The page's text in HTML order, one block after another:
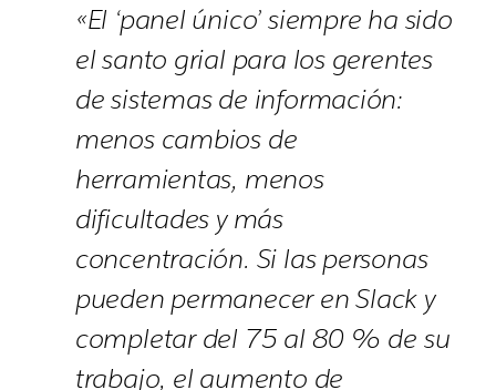
«El ‘panel único’ siempre ha sido
el santo grial para los gerentes
de sistemas de información:
menos cambios de
herramientas, menos
dificultades y más
concentración. Si las personas
pueden permanecer en Slack y
completar del 75 al 80 % de su
trabajo, el aumento de